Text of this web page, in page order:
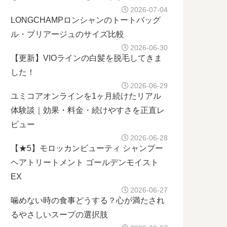
2026-07-04
LONGCHAMPロンシャンのトートバッグ
ル・プリアージュのサイズ比較
2026-06-30
【更新】VIOラインの白髪を脱毛してきま
した！
2026-06-29
ユミコアオンラインを1ヶ月続けたリアル
体験談｜効果・料金・続けやすさを正直レ
ビュー
2026-06-28
【★5】モロッカンビューティ シャンプー
ヘアトリートメント ゴールデンモイスト
EX
2026-06-27
噛めない時の食事どうする？心が満たされ
るやさしいスープの選択肢